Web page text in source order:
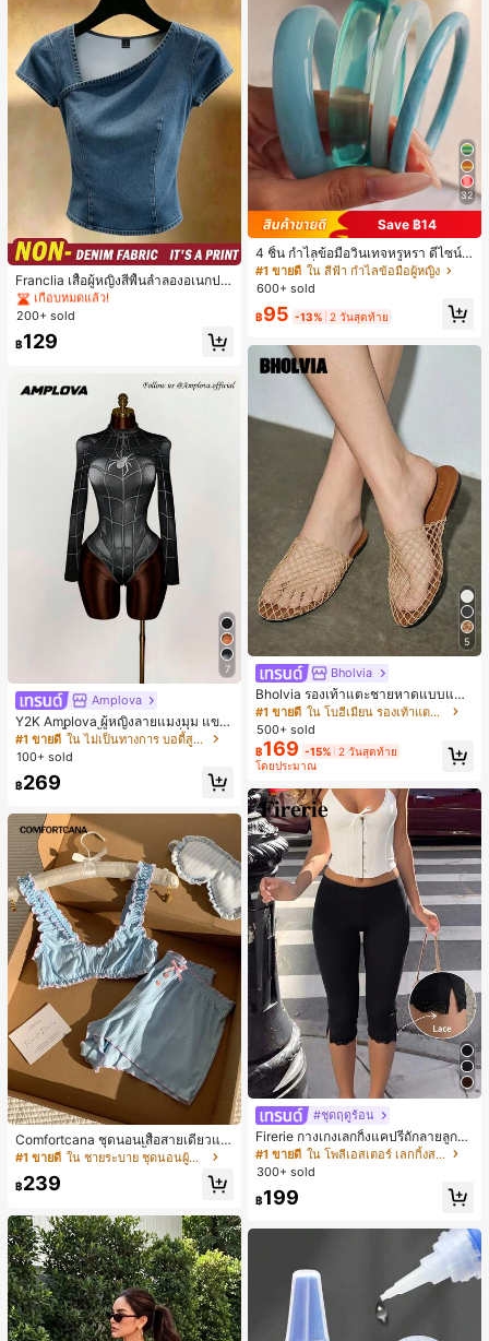
Franclia เสื้อผู้หญิงสีพื้นลำลองอเนกปร
ะสงค์สำหรับใส่ประจำวัน
#1 ขายดี ใน ธรรมดา เสื้อผู้หญิง
เกือบหมดแล้ว!
#1 ขายดี ใน ธรรมดา เสื้อผู้หญิง
เกือบหมดแล้ว!
#1 ขายดี ใน ธรรมดา เสื้อผู้หญิง
เกือบหมดแล้ว!
#1 ขายดี
200+ sold
฿129
7
Amplova
Y2K Amplova ผู้หญิงลายแมงมุม แขน
ยาว คอตั้ง บอดี้สูท, สไตล์แฟชั่นดาร์ก
บอดี้สูทผู้หญิง บอดี้สูทฮาโลวีน บอดี้สูท
#1 ขายดี
ใน ไม่เป็นทางการ บอดี้สูทผู้หญิง
100+ sold
฿269
Comfortcana ชุดนอนเสื้อสายเดี่ยวแต่
งระบายและกางเกงขาสั้นสำหรับผู้หญิง
#1 ขายดี ใน ชายระบาย ชุดนอนผู้หญิง
฿239
32
Save ฿14
4 ชิ้น กำไลข้อมือวินเทจหรูหรา ดีไซน์มิ
นิมอลแฟชั่น เหมาะสำหรับใส่ในชีวิตปร
ะจำวัน อะคริลิก เหมาะสำหรับใส่ในชีวิ
รับผู้หญิง
#1 ขายดี ใน สีฟ้า กำไลข้อมือผู้หญิง
600+ sold
฿95 -13% 2 วันสุดท้าย
5
Bholvia
Bholvia รองเท้าแตะชายหาดแบบแบน
สบาย ๆ ลายฉลุมาใหม่สำหรับผู้หญิง
#1 ขายดี
ใน โบฮีเมียน รองเท้าแตะผู้หญิง
500+ sold
฿169 -15% 2 วันสุดท้าย
โดยประมาณ
#ชุดฤดูร้อน
Firerie กางเกงเลกกิ้งแคปรีถักลายลูกไม้
สีดำหรูหราสำหรับผู้หญิง อเนกประสงค์
สำหรับกีฬา แฟชั่น ชายหาด เทศกาลด
#1 ขายดี
ใน โพลีเอสเตอร์ เลกกิ้งสตรี
300+ sold
฿199